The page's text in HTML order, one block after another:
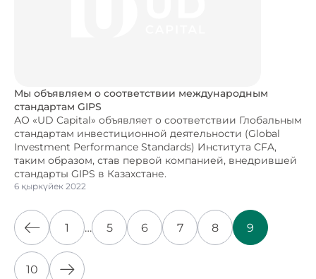
Мы объявляем о соответствии международным
стандартам GIPS
АО «UD Capital» объявляет о соответствии Глобальным
стандартам инвестиционной деятельности (Global
Investment Performance Standards) Института CFA,
таким образом, став первой компанией, внедрившей
стандарты GIPS в Казахстане.
6 қыркүйек 2022
1 … 5 6 7 8 9
10